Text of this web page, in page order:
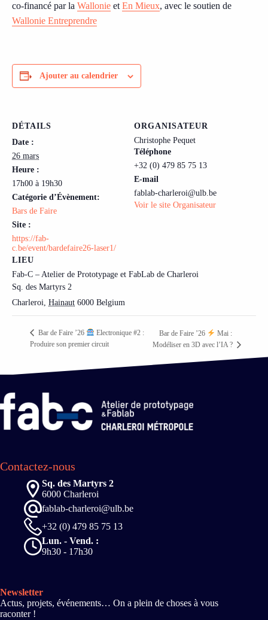
co-financé par la Wallonie etEn Mieux, avec le soutien de
Wallonie Entreprendre
Ajouter au calendrier
DÉTAILS
Date :
26 mars
Heure :
17h00 à 19h30
Catégorie d’Évènement:
Bars de Faire
Site :
https://fab-
c.be/event/bardefaire26-laser1/
LIEU
Fab-C – Atelier de Prototypage et FabLab de Charleroi
Sq. des Martyrs 2
Charleroi, Hainaut 6000 Belgium
ORGANISATEUR
Christophe Pequet
Téléphone
+32 (0) 479 85 75 13
E-mail
fablab-charleroi@ulb.be
Voir le site Organisateur
Bar de Faire ’26
Electronique #2 :
Produire son premier circuit
Bar de Faire ’26
Mai :
Modéliser en 3D avec l’IA ?
Contactez-nous
Sq. des Martyrs 2
6000 Charleroi
fablab-charleroi@ulb.be
+32 (0) 479 85 75 13
Lun. - Vend. :
9h30 - 17h30
Newsletter
Actus, projets, événements… On a plein de choses à vous
raconter !